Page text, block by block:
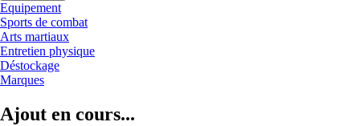
Equipement
Sports de combat
Arts martiaux
Entretien physique
Déstockage
Marques
Ajout en cours...